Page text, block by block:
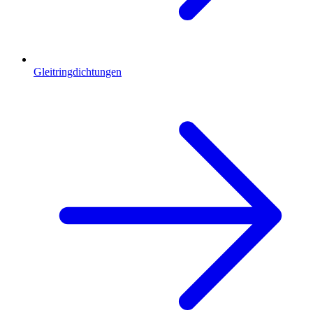
Gleitringdichtungen